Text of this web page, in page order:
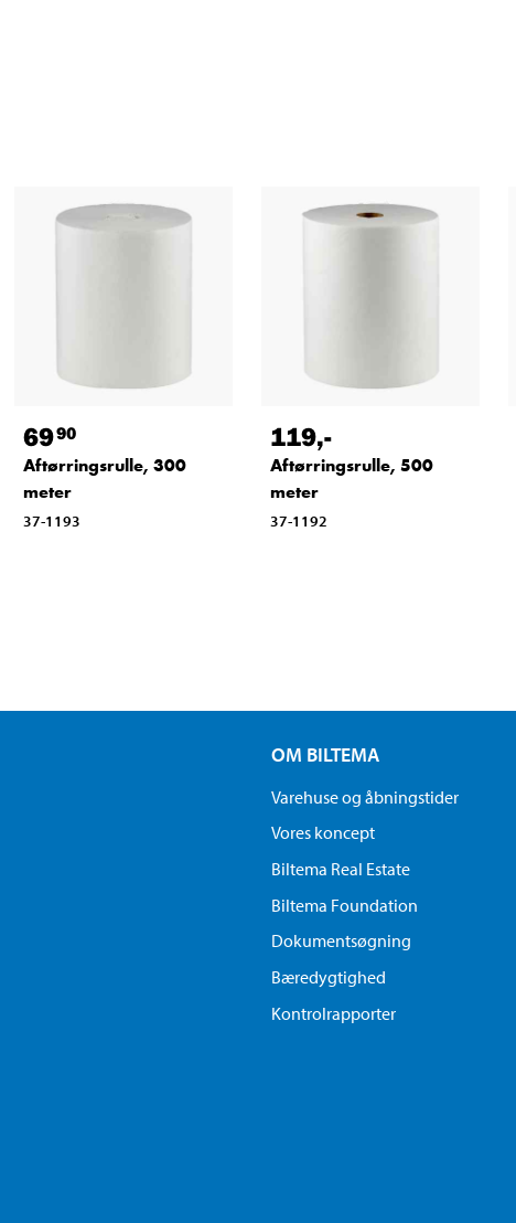
6990
Aftørringsrulle, 300
meter
37-1193
119,-
Aftørringsrulle, 500
meter
37-1192
OM BILTEMA
Varehuse og åbningstider
Vores koncept
Biltema Real Estate
Biltema Foundation
Dokumentsøgning
Bæredygtighed
Kontrolrapporter